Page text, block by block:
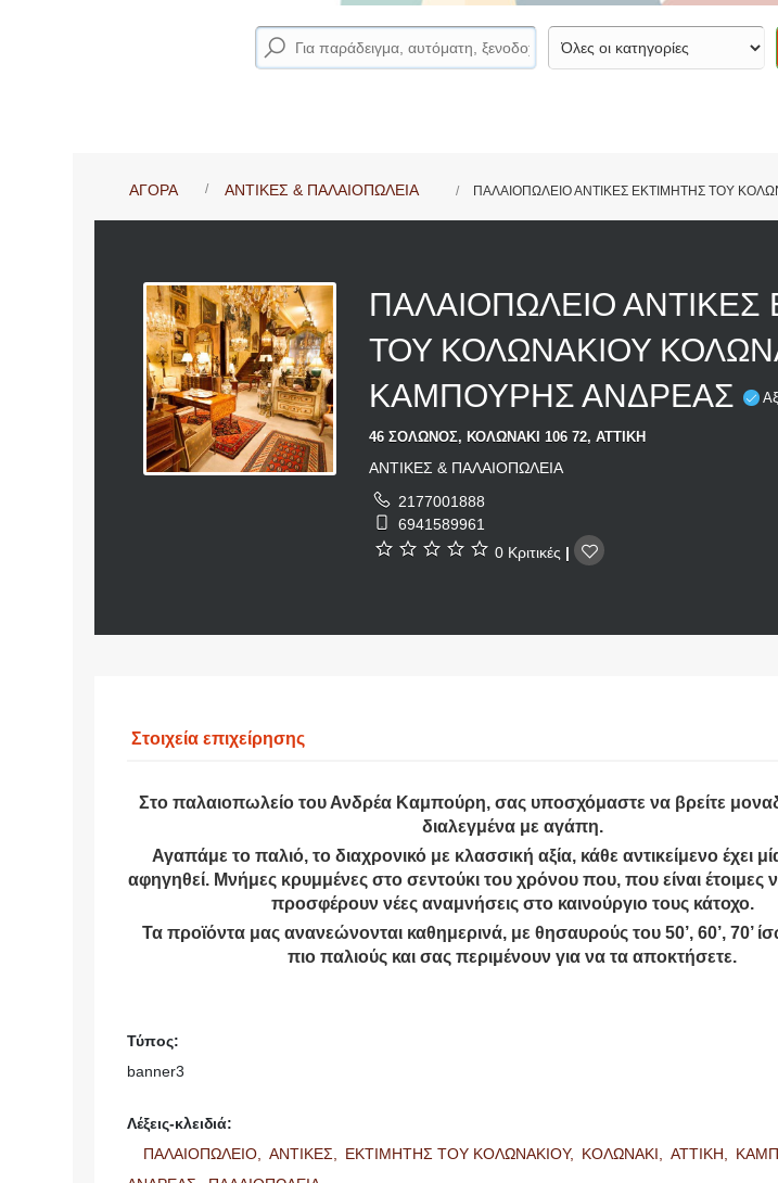
ΑΓΟΡΑ ΑΝΤΙΚΕΣ & ΠΑΛΑΙΟΠΩΛΕΙΑ ΠΑΛΑΙΟΠΩΛΕΙΟ ΑΝΤΙΚΕΣ ΕΚΤΙΜΗΤΗΣ ΤΟΥ
ΠΑΛΑΙΟΠΩΛΕΙΟ ΑΝΤΙΚΕΣ
ΤΟΥ ΚΟΛΩΝΑΚΙΟΥ
ΚΑΜΠΟΥΡΗΣ ΑΝΔΡΕΑΣ
46 ΣΟΛΩΝΟΣ, ΚΟΛΩΝΑΚΙ 106 72, ΑΤΤΙΚΗ
ΑΝΤΙΚΕΣ & ΠΑΛΑΙΟΠΩΛΕΙΑ
2177001888
6941589961
0 Κριτικές |
Στοιχεία επιχείρησης
Στο παλαιοπωλείο του Ανδρέα Καμπούρη, σας υποσχόμαστε να βρείτε
διαλεγμένα με αγάπη.
Αγαπάμε το παλιό, το διαχρονικό με κλασσική αξία, κάθε αντικείμενο έχει
αφηγηθεί. Μνήμες κρυμμένες στο σεντούκι του χρόνου που, που είναι έτοιμες
προσφέρουν νέες αναμνήσεις στο καινούργιο τους κάτοχο.
Τα προϊόντα μας ανανεώνονται καθημερινά, με θησαυρούς του 50’, 60’, 70’
πιο παλιούς και σας περιμένουν για να τα αποκτήσετε.
Τύπος:
banner3
Λέξεις-κλειδιά:
ΠΑΛΑΙΟΠΩΛΕΙΟ,
ΑΝΤΙΚΕΣ, ΕΚΤΙΜΗΤΗΣ ΤΟΥ ΚΟΛΩΝΑΚΙΟΥ, ΚΟΛΩΝΑΚΙ, ΑΤΤΙΚΗ,